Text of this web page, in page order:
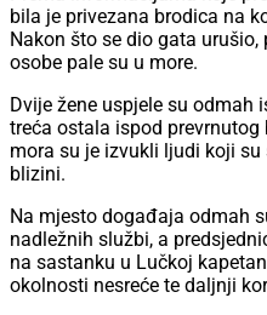
bila je privezana brodica na
Nakon što se dio gata
osobe pale su u more.
Dvije žene uspjele su odmah
treća ostala ispod
mora su je izvukli ljudi koji
blizini.
Na mjesto događaja odmah
nadležnih službi, a
na sastanku u Lučkoj
okolnosti nesreće te daljnji